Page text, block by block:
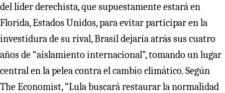
del líder derechista, que supuestamente estará en
Florida, Estados Unidos, para evitar participar en la
investidura de su rival, Brasil dejaría atrás sus cuatro
años de “aislamiento internacional”, tomando un lugar
central en la pelea contra el cambio climático. Según
The Economist, “Lula buscará restaurar la normalidad